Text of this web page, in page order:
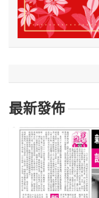
最新發佈